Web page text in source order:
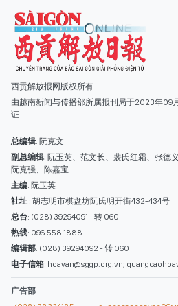
西贡解放报网版权所有
由越南新闻与传播部所属报刊局于2023年09
证
总编辑: 阮克文
副总编辑: 阮玉英、范文长、裴氏红霜、张德
阮克强、陈嘉宝
主编: 阮玉英
社址 : 胡志明市棋盘坊阮氏明开街432-434号
总台: (028) 39294091 - 转 060
热线: 096.558.1888
编辑部: (028) 39294092 - 转 060
电子信箱: hoavan@sggp.org.vn;
广告部